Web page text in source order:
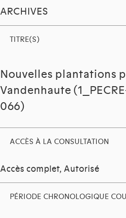
ARCHIVES
TITRE(S)
Nouvelles plantations
Vandenhaute
066)
ACCÈS À LA CONSULTATION
Accès complet, Autorisé
PÉRIODE CHRONOLOGIQUE